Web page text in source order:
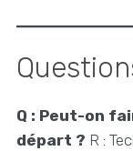
Q : Peut-on
départ ? R :